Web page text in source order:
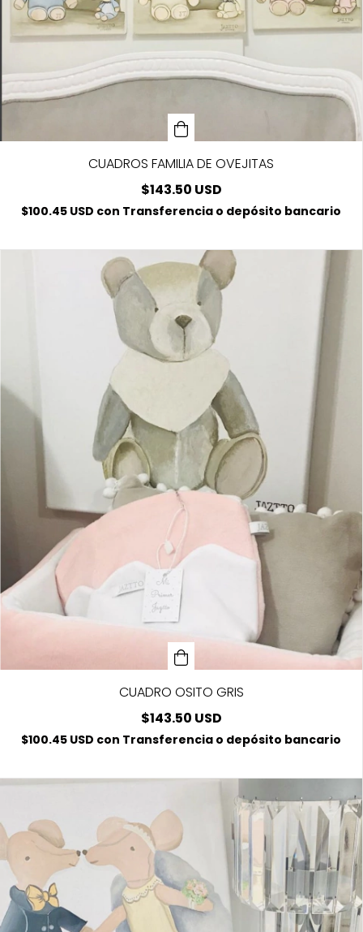
CUADROS FAMILIA DE OVEJITAS
$143.50 USD
$100.45 USD con Transferencia o depósito bancario
CUADRO OSITO GRIS
$143.50 USD
$100.45 USD con Transferencia o depósito bancario